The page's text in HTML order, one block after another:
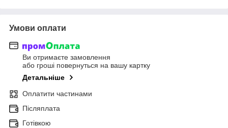
Умови оплати
Ви отримаєте замовлення
або гроші повернуться на вашу картку
Детальніше
Оплатити частинами
Післяплата
Готівкою